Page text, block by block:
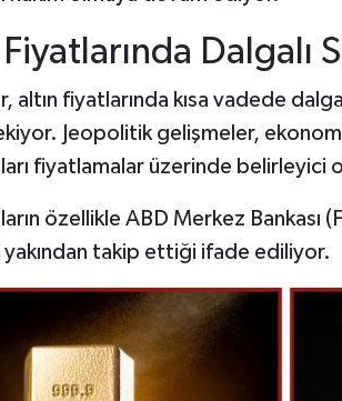
Dalgalı
altın fiyatlarında kısa vadede
Jeopolitik gelişmeler,
fiyatlamalar üzerinde belirleyici
özellikle ABD Merkez
takip ettiği ifade ediliyor.